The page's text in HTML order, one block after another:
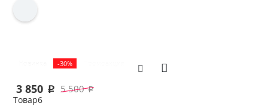
-30%
3 850 p 5 500 p
Товар6